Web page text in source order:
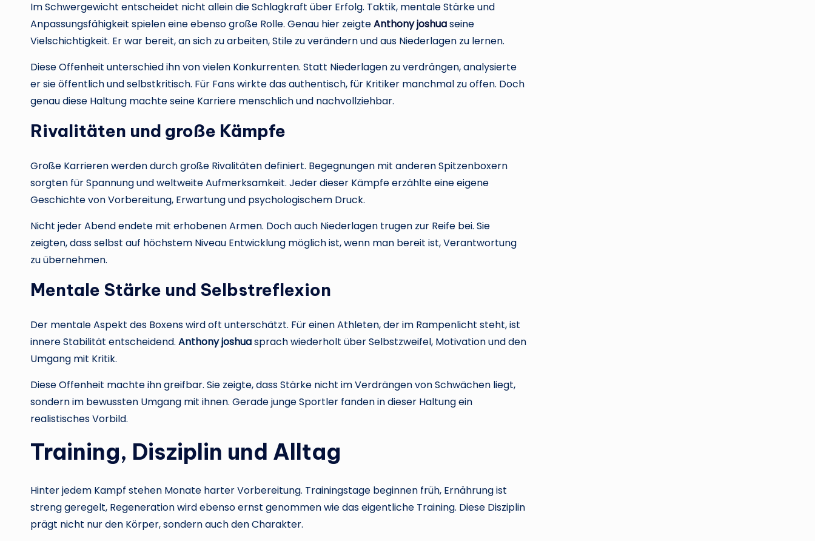
Im Schwergewicht entscheidet nicht allein die Schlagkraft über Erfolg. Taktik, mentale Stärke und
Anpassungsfähigkeit spielen eine ebenso große Rolle. Genau hier zeigteAnthony joshuaseine
Vielschichtigkeit. Er war bereit, an sich zu arbeiten, Stile zu verändern und aus Niederlagen zu lernen.
Diese Offenheit unterschied ihn von vielen Konkurrenten. Statt Niederlagen zu verdrängen, analysierte
er sie öffentlich und selbstkritisch. Für Fans wirkte das authentisch, für Kritiker manchmal zu offen. Doch
genau diese Haltung machte seine Karriere menschlich und nachvollziehbar.
Rivalitäten und große Kämpfe
Große Karrieren werden durch große Rivalitäten definiert. Begegnungen mit anderen Spitzenboxern
sorgten für Spannung und weltweite Aufmerksamkeit. Jeder dieser Kämpfe erzählte eine eigene
Geschichte von Vorbereitung, Erwartung und psychologischem Druck.
Nicht jeder Abend endete mit erhobenen Armen. Doch auch Niederlagen trugen zur Reife bei. Sie
zeigten, dass selbst auf höchstem Niveau Entwicklung möglich ist, wenn man bereit ist, Verantwortung
zu übernehmen.
Mentale Stärke und Selbstreflexion
Der mentale Aspekt des Boxens wird oft unterschätzt. Für einen Athleten, der im Rampenlicht steht, ist
innere Stabilität entscheidend. Anthony joshuasprach wiederholt über Selbstzweifel, Motivation und den
Umgang mit Kritik.
Diese Offenheit machte ihn greifbar. Sie zeigte, dass Stärke nicht im Verdrängen von Schwächen liegt,
sondern im bewussten Umgang mit ihnen. Gerade junge Sportler fanden in dieser Haltung ein
realistisches Vorbild.
Training, Disziplin und Alltag
Hinter jedem Kampf stehen Monate harter Vorbereitung. Trainingstage beginnen früh, Ernährung ist
streng geregelt, Regeneration wird ebenso ernst genommen wie das eigentliche Training. Diese Disziplin
prägt nicht nur den Körper, sondern auch den Charakter.